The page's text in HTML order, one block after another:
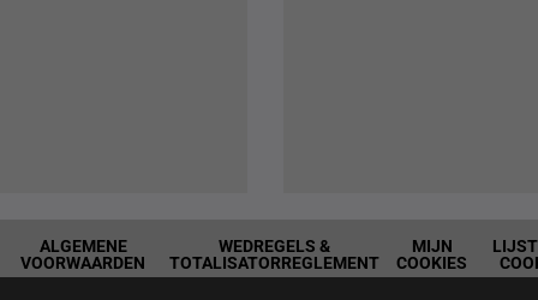
ALGEMENE
VOORWAARDEN
WEDREGELS &
TOTALISATORREGLEMENT
MIJN
COOKIES